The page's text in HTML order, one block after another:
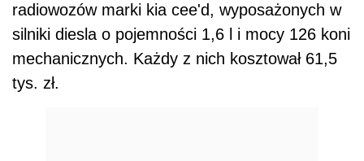
radiowozów marki kia cee'd, wyposażonych w
silniki diesla o pojemności 1,6 l i mocy 126 koni
mechanicznych. Każdy z nich kosztował 61,5
tys. zł.